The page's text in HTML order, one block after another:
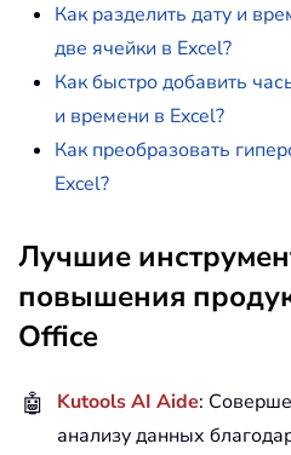
Как разделить дату и
две ячейки в Excel?
Как быстро добавить
и времени в Excel?
Как преобразовать
Excel?
Лучшие
повышения
Office
🤖 Kutools AI Aide:
анализу данных